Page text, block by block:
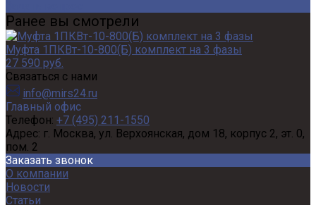
Ранее вы смотрели
Муфта 1ПКВт-10-800(Б) комплект на 3 фазы
27 590 руб.
Связаться с нами
info@mirs24.ru
Главный офис
Телефон: +7 (495) 211-1550
Адрес: г. Москва, ул. Верхоянская, дом 18, корпус 2, эт. 0,
пом. 2
Заказать звонок
О компании
Новости
Статьи